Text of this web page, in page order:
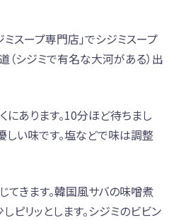
スープ専門店」でシジミスープ
（シジミで有名な大河がある）出
あります。10分ほど待ちまし
しい味です。塩などで味は調整
てきます。韓国風サバの味噌煮
ピリッとします。シジミのビビン